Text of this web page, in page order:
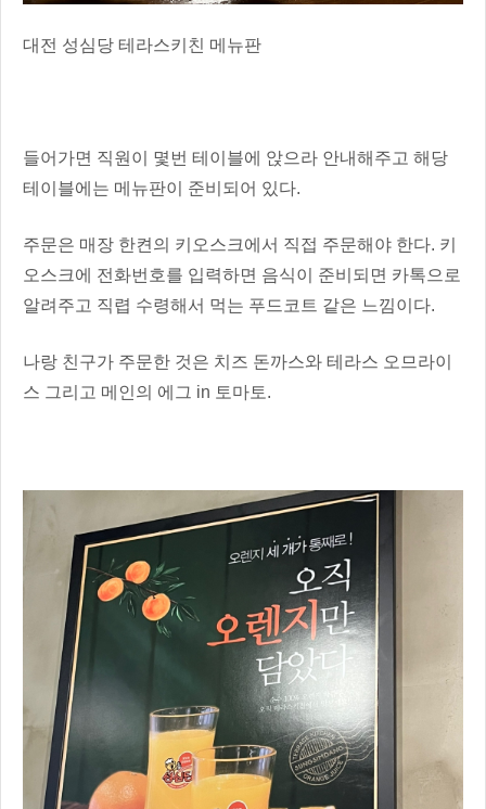
대전 성심당 테라스키친 메뉴판
들어가면 직원이 몇번 테이블에 앉으라 안내해주고 해당
테이블에는 메뉴판이 준비되어 있다.
주문은 매장 한켠의 키오스크에서 직접 주문해야 한다. 키
오스크에 전화번호를 입력하면 음식이 준비되면 카톡으로
알려주고 직렵 수령해서 먹는 푸드코트 같은 느낌이다.
나랑 친구가 주문한 것은 치즈 돈까스와 테라스 오므라이
스 그리고 메인의 에그 in 토마토.